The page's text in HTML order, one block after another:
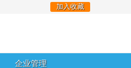
加入收藏
企业管理